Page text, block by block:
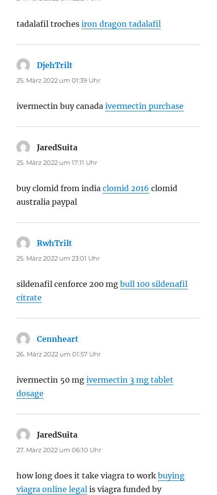
tadalafil trochesiron dragon tadalafil
DjehTrilt
25. März 2022 um 01:39 Uhr
ivermectin buy canadaivermectin purchase
JaredSuita
25. März 2022 um 17:11 Uhr
buy clomid from indiaclomid 2016 clomid
australia paypal
RwhTrilt
25. März 2022 um 23:01 Uhr
sildenafil cenforce 200 mgbull 100 sildenafil
citrate
Cennheart
26. März 2022 um 01:57 Uhr
ivermectin 50 mgivermectin 3 mg tablet
dosage
JaredSuita
27. März 2022 um 06:10 Uhr
how long does it take viagra to workbuying
viagra online legal is viagra funded by